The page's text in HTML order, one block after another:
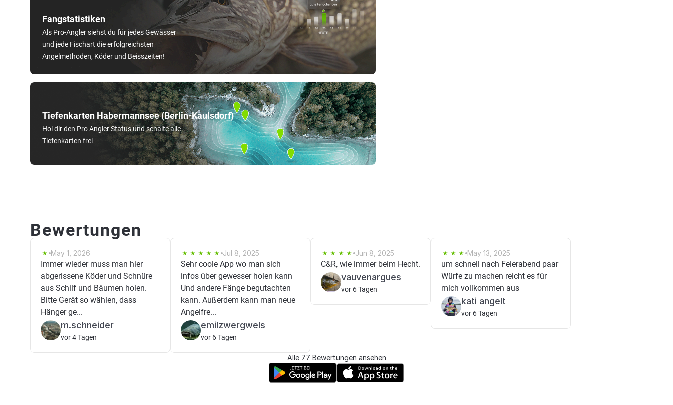
Tiefenkarten Habermannsee (Berlin-Kaulsdorf)
Hol dir den Pro Angler Status und schalte alle
Tiefenkarten frei
Fangstatistiken
Als Pro-Angler siehst du für jedes Gewässer
und jede Fischart die erfolgreichsten
Angelmethoden, Köder und Beisszeiten!
Bewertungen
May 1, 2026
Immer wieder muss man hier
abgerissene Köder und Schnüre
aus Schilf und Bäumen holen.
Bitte Gerät so wählen, dass
Hänger ge...
m.schneider
vor 4 Tagen
Jul 8, 2025
Sehr coole App wo man sich
infos über gewesser holen kann
Und andere Fänge begutachten
kann. Außerdem kann man neue
Angelfre...
emilzwergwels
vor 6 Tagen
Jun 8, 2025
C&R, wie immer beim Hecht.
vauvenargues
vor 6 Tagen
May 13, 2025
um schnell nach Feierabend paar
Würfe zu machen reicht es für
mich vollkommen aus
kati angelt
vor 6 Tagen
Alle 77 Bewertungen ansehen